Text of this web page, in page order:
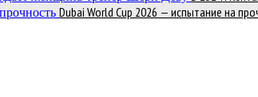
Dubai World Cup 2026 — испытание на